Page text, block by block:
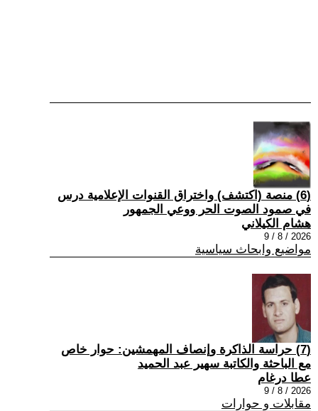
(6) منصة (اكتشف) واختراق القنوات الإعلامية درس
في صمود الصوت الحر ووعي الجمهور
هشام الكيلاني
2026 / 8 / 9
مواضيع وابحاث سياسية
(7) حراسة الذاكرة وإنصاف المهمشين: حوار خاص
مع الباحثة والكاتبة سهير عبد الحميد
عطا درغام
2026 / 8 / 9
مقابلات و حوارات